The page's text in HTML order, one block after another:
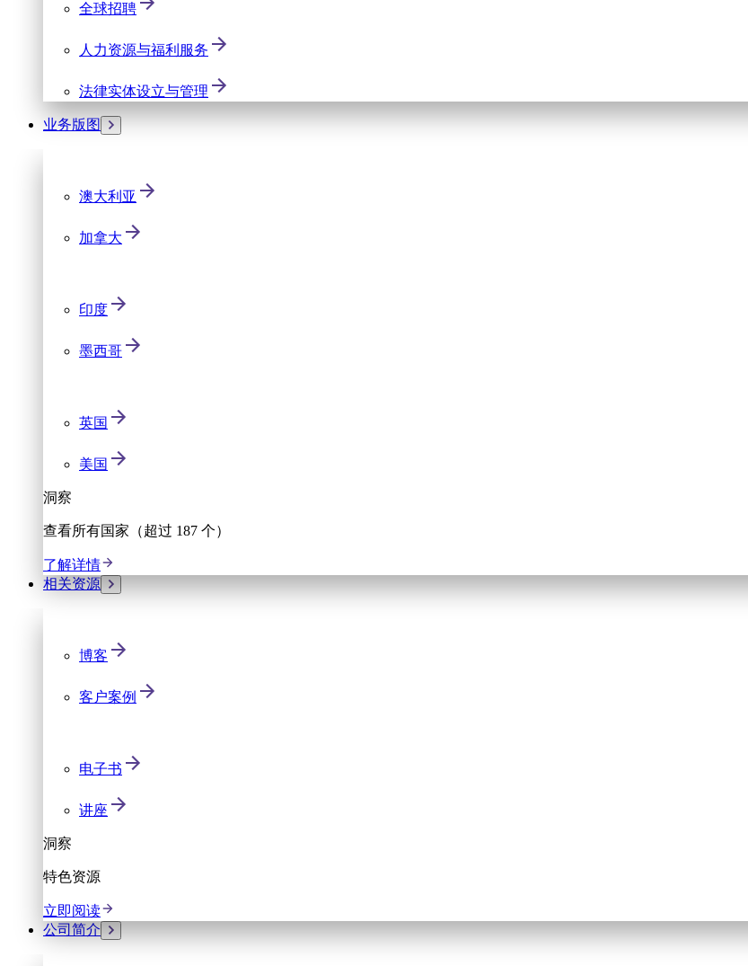
全球招聘
人力资源与福利服务
法律实体设立与管理
业务版图
澳大利亚
加拿大
印度
墨西哥
英国
美国
洞察
查看所有国家（超过 187 个）
了解详情
相关资源
博客
客户案例
电子书
讲座
洞察
特色资源
立即阅读
公司简介